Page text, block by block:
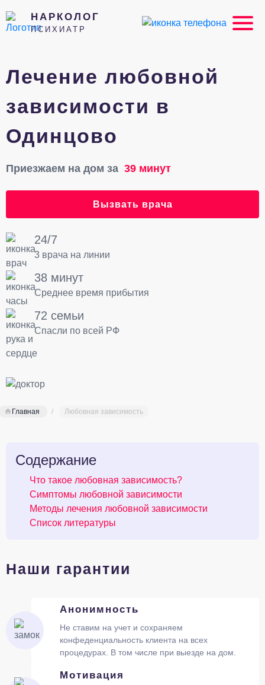
НАРКОЛОГ
ПСИХИАТР
Лечение любовной
зависимости в
Одинцово
Приезжаем на дом за 39 минут
Вызвать врача
24/7
3 врача на линии
38 минут
Среднее время прибытия
72 семьи
Спасли по всей РФ
Главная Любовная зависимость
Содержание
Что такое любовная зависимость?
Симптомы любовной зависимости
Методы лечения любовной зависимости
Список литературы
Наши гарантии
Анонимность
Не ставим на учет и сохраняем
конфеденциальность клиента на всех
процедурах. В том числе при выезде на дом.
Мотивация